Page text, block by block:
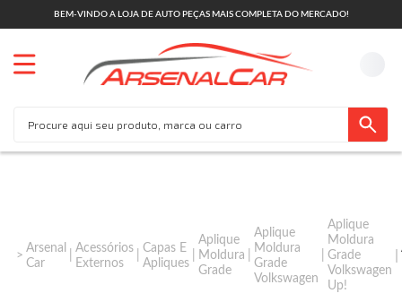
BEM-VINDO A LOJA DE AUTO PEÇAS MAIS COMPLETA DO MERCADO!
Arsenal
Car
Acessórios
Externos
Capas E
Apliques
Aplique
Moldura
Grade
Aplique
Moldura
Grade
Volkswagen
Aplique
Moldura
Grade
Volkswagen
Up!